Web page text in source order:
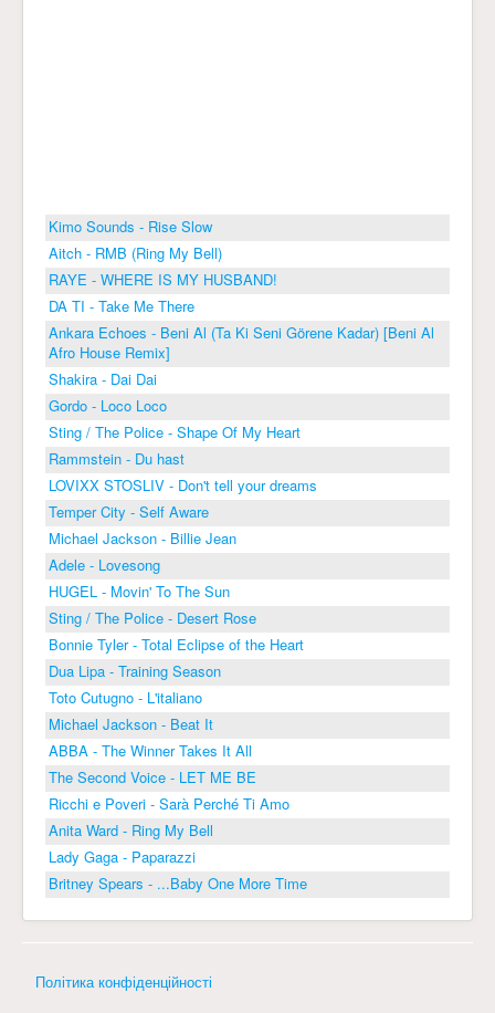
Kimo Sounds - Rise Slow
Aitch - RMB (Ring My Bell)
RAYE - WHERE IS MY HUSBAND!
DA TI - Take Me There
Ankara Echoes - Beni Al (Ta Ki Seni Görene Kadar) [Beni Al
Afro House Remix]
Shakira - Dai Dai
Gordo - Loco Loco
Sting / The Police - Shape Of My Heart
Rammstein - Du hast
LOVIXX STOSLIV - Don't tell your dreams
Temper City - Self Aware
Michael Jackson - Billie Jean
Adele - Lovesong
HUGEL - Movin' To The Sun
Sting / The Police - Desert Rose
Bonnie Tyler - Total Eclipse of the Heart
Dua Lipa - Training Season
Toto Cutugno - L'italiano
Michael Jackson - Beat It
ABBA - The Winner Takes It All
The Second Voice - LET ME BE
Ricchi e Poveri - Sarà Perché Ti Amo
Anita Ward - Ring My Bell
Lady Gaga - Paparazzi
Britney Spears - ...Baby One More Time
Політика конфіденційності